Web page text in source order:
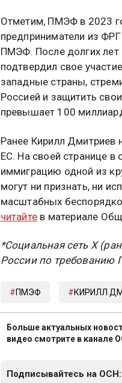
Отметим, ПМЭФ в 2023
предприниматели из
ПМЭФ. После долгих лет
подтвердил свое
западные страны,
Россией и защитить
превышает 100
Ранее Кирилл
ЕС. На своей странице в
иммиграцию одной из
могут ни признать, ни
масштабных
читайтев материале
*Социальная сеть X
России по требованию
ПМЭФ КИРИЛЛ
Больше актуальных
видео смотрите в канале
Подписывайтесь на ОСН: